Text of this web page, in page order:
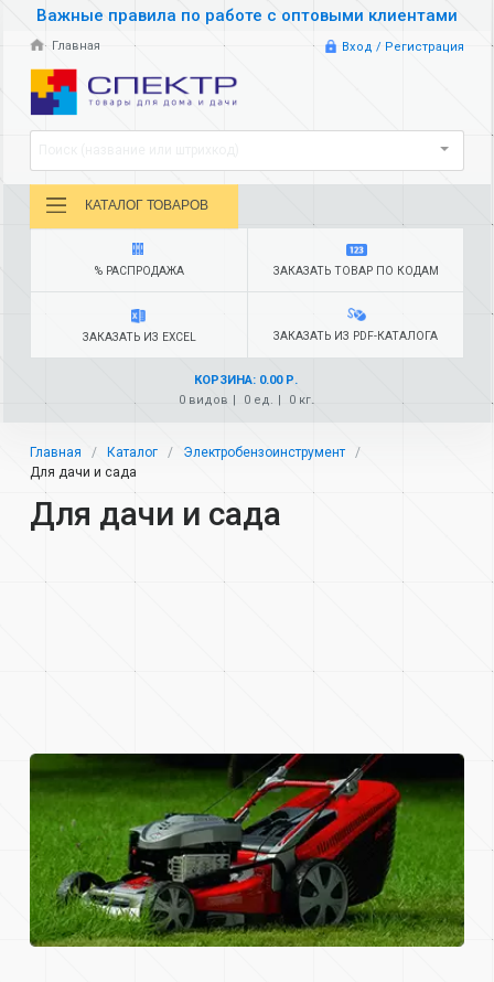
Важные правила по работе с оптовыми клиентами
Главная Вход / Регистрация
КАТАЛОГ ТОВАРОВ
% РАСПРОДАЖА ЗАКАЗАТЬ ТОВАР ПО КОДАМ
ЗАКАЗАТЬ ИЗ EXCEL ЗАКАЗАТЬ ИЗ PDF-КАТАЛОГА
КОРЗИНА: 0.00 Р.
0 видов
0 ед. 0 кг.
Главная Каталог
Электробензоинструмент
Для дачи и сада
Для дачи и сада